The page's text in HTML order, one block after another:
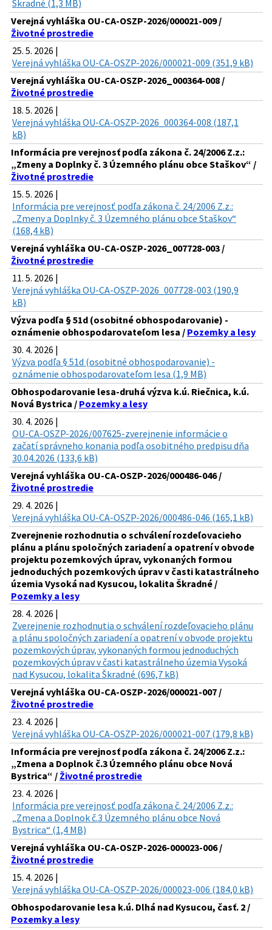
Škradné (1,3 MB)
Verejná vyhláška OU-CA-OSZP-2026/000021-009 /
Životné prostredie
25. 5. 2026 |
Verejná vyhláška OU-CA-OSZP-2026/000021-009 (351,9 kB)
Verejná vyhláška OU-CA-OSZP-2026_000364-008 /
Životné prostredie
18. 5. 2026 |
Verejná vyhláška OU-CA-OSZP-2026_000364-008 (187,1
kB)
Informácia pre verejnosť podľa zákona č. 24/2006 Z.z.:
„Zmeny a Doplnky č. 3 Územného plánu obce Staškov“ /
Životné prostredie
15. 5. 2026 |
Informácia pre verejnosť podľa zákona č. 24/2006 Z.z.:
„Zmeny a Doplnky č. 3 Územného plánu obce Staškov“
(168,4 kB)
Verejná vyhláška OU-CA-OSZP-2026_007728-003 /
Životné prostredie
11. 5. 2026 |
Verejná vyhláška OU-CA-OSZP-2026_007728-003 (190,9
kB)
Výzva podľa § 51d (osobitné obhospodarovanie) -
oznámenie obhospodarovateľom lesa / Pozemky a lesy
30. 4. 2026 |
Výzva podľa § 51d (osobitné obhospodarovanie) -
oznámenie obhospodarovateľom lesa (1,9 MB)
Obhospodarovanie lesa-druhá výzva k.ú. Riečnica, k.ú.
Nová Bystrica / Pozemky a lesy
30. 4. 2026 |
OU-CA-OSZP-2026/007625-zverejnenie informácie o
začatí správneho konania podľa osobitného predpisu dňa
30.04.2026 (133,6 kB)
Verejná vyhláška OU-CA-OSZP-2026/000486-046 /
Životné prostredie
29. 4. 2026 |
Verejná vyhláška OU-CA-OSZP-2026/000486-046 (165,1 kB)
Zverejnenie rozhodnutia o schválení rozdeľovacieho
plánu a plánu spoločných zariadení a opatrení v obvode
projektu pozemkových úprav, vykonaných formou
jednoduchých pozemkových úprav v časti katastrálneho
územia Vysoká nad Kysucou, lokalita Škradné /
Pozemky a lesy
28. 4. 2026 |
Zverejnenie rozhodnutia o schválení rozdeľovacieho plánu
a plánu spoločných zariadení a opatrení v obvode projektu
pozemkových úprav, vykonaných formou jednoduchých
pozemkových úprav v časti katastrálneho územia Vysoká
nad Kysucou, lokalita Škradné (696,7 kB)
Verejná vyhláška OU-CA-OSZP-2026/000021-007 /
Životné prostredie
23. 4. 2026 |
Verejná vyhláška OU-CA-OSZP-2026/000021-007 (179,8 kB)
Informácia pre verejnosť podľa zákona č. 24/2006 Z.z.:
„Zmena a Doplnok č.3 Územného plánu obce Nová
Bystrica“ / Životné prostredie
23. 4. 2026 |
Informácia pre verejnosť podľa zákona č. 24/2006 Z.z.:
„Zmena a Doplnok č.3 Územného plánu obce Nová
Bystrica“ (1,4 MB)
Verejná vyhláška OU-CA-OSZP-2026-000023-006 /
Životné prostredie
15. 4. 2026 |
Verejná vyhláška OU-CA-OSZP-2026/000023-006 (184,0 kB)
Obhospodarovanie lesa k.ú. Dlhá nad Kysucou, časť. 2 /
Pozemky a lesy